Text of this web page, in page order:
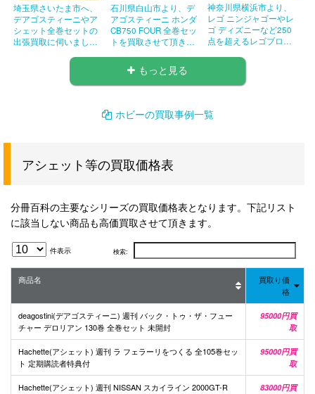
埼玉県さいたま市へ、
デアゴスティーニやア
シェット全巻セットの
出張買取に伺いまし
石川県白山市より、デ
アゴスティーニ ホンダ
CB750 FOUR 全巻セッ
トを買取させて頂きま
神奈川県横浜市より、
レゴ ニンジャゴーやレ
ゴ ディズニーなど250
点を超えるレゴブロッ
きました！
もっと見る
ホビーの買取事例一覧
アシェット等の買取価格表
分冊百科の主要なシリーズの買取価格表となります。下記リスト
に該当しない商品も高価買取させて頂きます。
件表示 検索:
商品名
買取り価
格
deagostini(デアゴスティーニ) 週刊 バック・トゥ・ザ・フュー
チャー デロリアン 130巻 全巻セット 未開封
95000円買
取
Hachette(アシェット) 週刊 ラ フェラーリをつくる 全105巻セッ
ト 定期購読者特典付
95000円買
取
Hachette(アシェット) 週刊 NISSAN スカイライン 2000GT-R
83000円買